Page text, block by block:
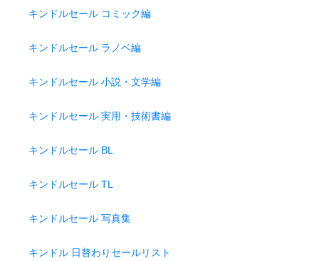
キンドルセール コミック編
キンドルセール ラノベ編
キンドルセール 小説・文学編
キンドルセール 実用・技術書編
キンドルセール BL
キンドルセール TL
キンドルセール 写真集
キンドル 日替わりセールリスト